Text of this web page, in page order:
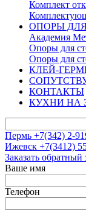
Комплект
ОПОРЫ
Академия
Опоры для
Опоры для
КЛЕЙ-
КОНТАКТЫ
КУХНИ НА
Пермь +7(342) 2-
Ижевск +7(3412)
Заказать обратный
Ваше имя
Телефон